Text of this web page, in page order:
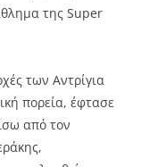
της Super
των Αντρίγια
πορεία, έφτασε
από τον